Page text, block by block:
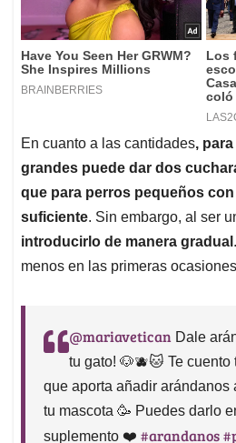
En cuanto a las cantidades,
grandes puede dar dos
que para perros pequeños
suficiente. Sin embargo, al ser
introducirlo de manera gradual
menos en las primeras
@mariavetican Dale
tu gato! 🐶🫐🐱 Te
que aporta añadir arándanos
tu mascota 🥳 Puedes darlo
suplemento ❤️ #arandanos